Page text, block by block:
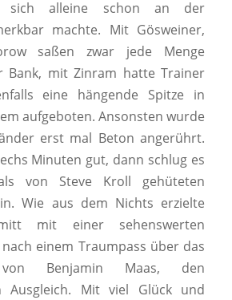
sich alleine schon an der
machte. Mit Gösweiner,
saßen zwar jede Menge
Bank, mit Zinram hatte Trainer
eine hängende Spitze in
aufgeboten. Ansonsten wurde
erst mal Beton angerührt.
Minuten gut, dann schlug es
von Steve Kroll gehüteten
Wie aus dem Nichts erzielte
mit einer sehenswerten
einem Traumpass über das
Benjamin Maas, den
Ausgleich. Mit viel Glück und